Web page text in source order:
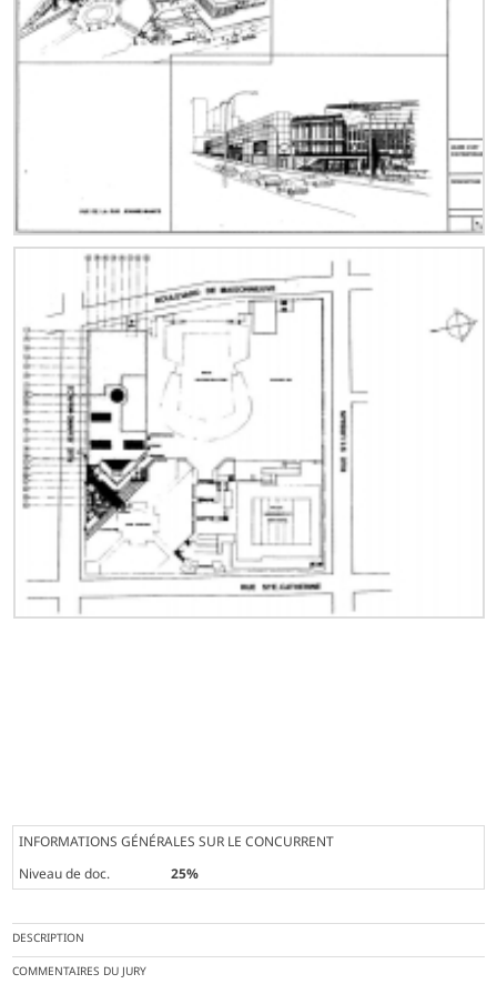
INFORMATIONS GÉNÉRALES SUR LE CONCURRENT
Niveau de doc.
25%
DESCRIPTION
COMMENTAIRES DU JURY